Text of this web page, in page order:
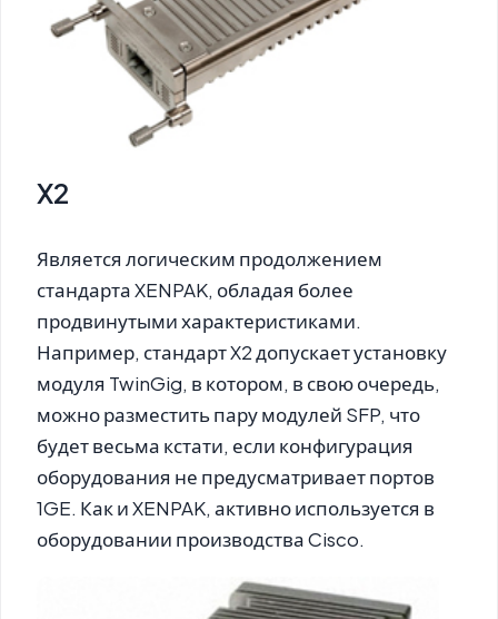
X2
Является логическим продолжением
стандарта XENPAK, обладая более
продвинутыми характеристиками.
Например, стандарт X2 допускает установку
модуля TwinGig, в котором, в свою очередь,
можно разместить пару модулей SFP, что
будет весьма кстати, если конфигурация
оборудования не предусматривает портов
1GE. Как и XENPAK, активно используется в
оборудовании производства Cisco.